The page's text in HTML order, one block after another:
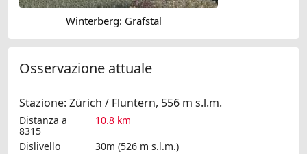
Winterberg: Grafstal
Osservazione attuale
Stazione: Zürich / Fluntern, 556 m s.l.m.
Distanza a
8315
10.8 km
Dislivello
30m (526 m s.l.m.)